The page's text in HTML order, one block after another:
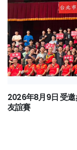
2026年8月9日 受
友誼賽